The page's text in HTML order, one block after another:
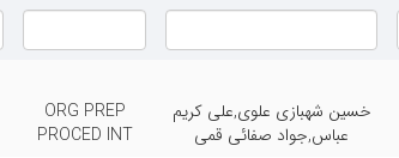
خسین شهبازی علوی,علی کریم
عباس,جواد صفائی قمی
ORG PREP
PROCED INT